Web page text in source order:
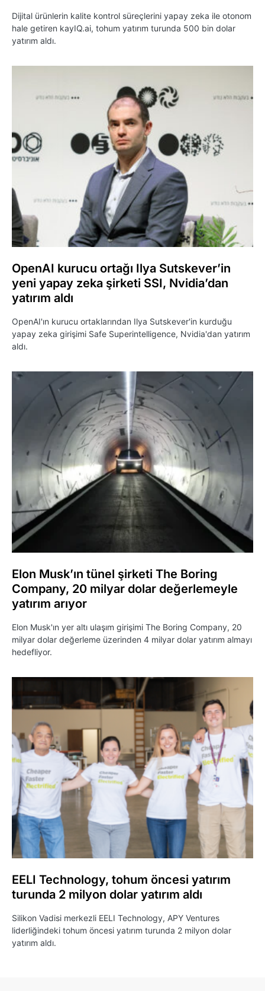
Dijital ürünlerin kalite kontrol süreçlerini yapay zeka ile otonom
hale getiren kayIQ.ai, tohum yatırım turunda 500 bin dolar
yatırım aldı.
OpenAI kurucu ortağı Ilya Sutskever’in
yeni yapay zeka şirketi SSI, Nvidia’dan
yatırım aldı
OpenAI'ın kurucu ortaklarından Ilya Sutskever'in kurduğu
yapay zeka girişimi Safe Superintelligence, Nvidia'dan yatırım
aldı.
Elon Musk’ın tünel şirketi The Boring
Company, 20 milyar dolar değerlemeyle
yatırım arıyor
Elon Musk'ın yer altı ulaşım girişimi The Boring Company, 20
milyar dolar değerleme üzerinden 4 milyar dolar yatırım almayı
hedefliyor.
EELI Technology, tohum öncesi yatırım
turunda 2 milyon dolar yatırım aldı
Silikon Vadisi merkezli EELI Technology, APY Ventures
liderliğindeki tohum öncesi yatırım turunda 2 milyon dolar
yatırım aldı.